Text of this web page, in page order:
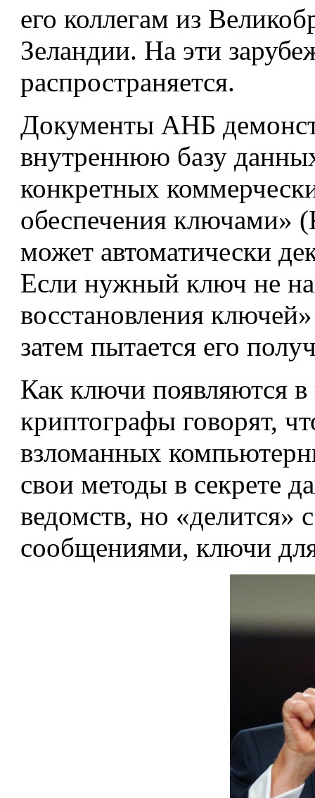
его коллегам из
Зеландии. На эти
распространяется.
Документы АНБ
внутреннюю базу
конкретных
обеспечения ключами»
может автоматически
Если нужный ключ не
восстановления
затем пытается его
Как ключи появляются
криптографы говорят,
взломанных
свои методы в секрете
ведомств, но
сообщениями, ключи